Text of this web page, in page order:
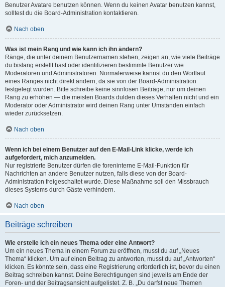
Benutzer Avatare benutzen können. Wenn du keinen Avatar benutzen kannst,
solltest du die Board-Administration kontaktieren.
Nach oben
Was ist mein Rang und wie kann ich ihn ändern?
Ränge, die unter deinem Benutzernamen stehen, zeigen an, wie viele Beiträge
du bislang erstellt hast oder identifizieren bestimmte Benutzer wie
Moderatoren und Administratoren. Normalerweise kannst du den Wortlaut
eines Ranges nicht direkt ändern, da sie von der Board-Administration
festgelegt wurden. Bitte schreibe keine sinnlosen Beiträge, nur um deinen
Rang zu erhöhen — die meisten Boards dulden dieses Verhalten nicht und ein
Moderator oder Administrator wird deinen Rang unter Umständen einfach
wieder zurücksetzen.
Nach oben
Wenn ich bei einem Benutzer auf den E-Mail-Link klicke, werde ich
aufgefordert, mich anzumelden.
Nur registrierte Benutzer dürfen die foreninterne E-Mail-Funktion für
Nachrichten an andere Benutzer nutzen, falls diese von der Board-
Administration freigeschaltet wurde. Diese Maßnahme soll den Missbrauch
dieses Systems durch Gäste verhindern.
Nach oben
Beiträge schreiben
Wie erstelle ich ein neues Thema oder eine Antwort?
Um ein neues Thema in einem Forum zu eröffnen, musst du auf „Neues
Thema“ klicken. Um auf einen Beitrag zu antworten, musst du auf „Antworten“
klicken. Es könnte sein, dass eine Registrierung erforderlich ist, bevor du einen
Beitrag schreiben kannst. Deine Berechtigungen sind jeweils am Ende der
Foren- und der Beitragsansicht aufgelistet. Z. B. „Du darfst neue Themen